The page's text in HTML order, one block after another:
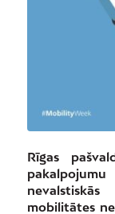
Rīgas
nevalstiskās
mobilitātes